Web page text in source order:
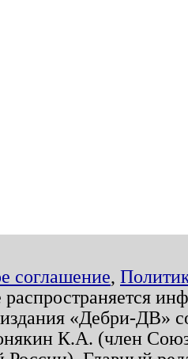
соглашение,
издания «Дебри-ДВ»
К.А. (член